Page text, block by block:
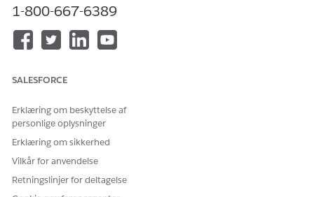
og Gendannelse er duplikeret og tildelt til din administrator,
før du går i gang.
Agentforce-samlinger og hjælp til gendannelse
LØSTE DENNE ARTIKEL DIT PROBLEM?
Giv os besked, så vi kan forbedre os!
1-800-667-6389
SALESFORCE
Erklæring om beskyttelse af
personlige oplysninger
Erklæring om sikkerhed
Vilkår for anvendelse
Retningslinjer for deltagelse